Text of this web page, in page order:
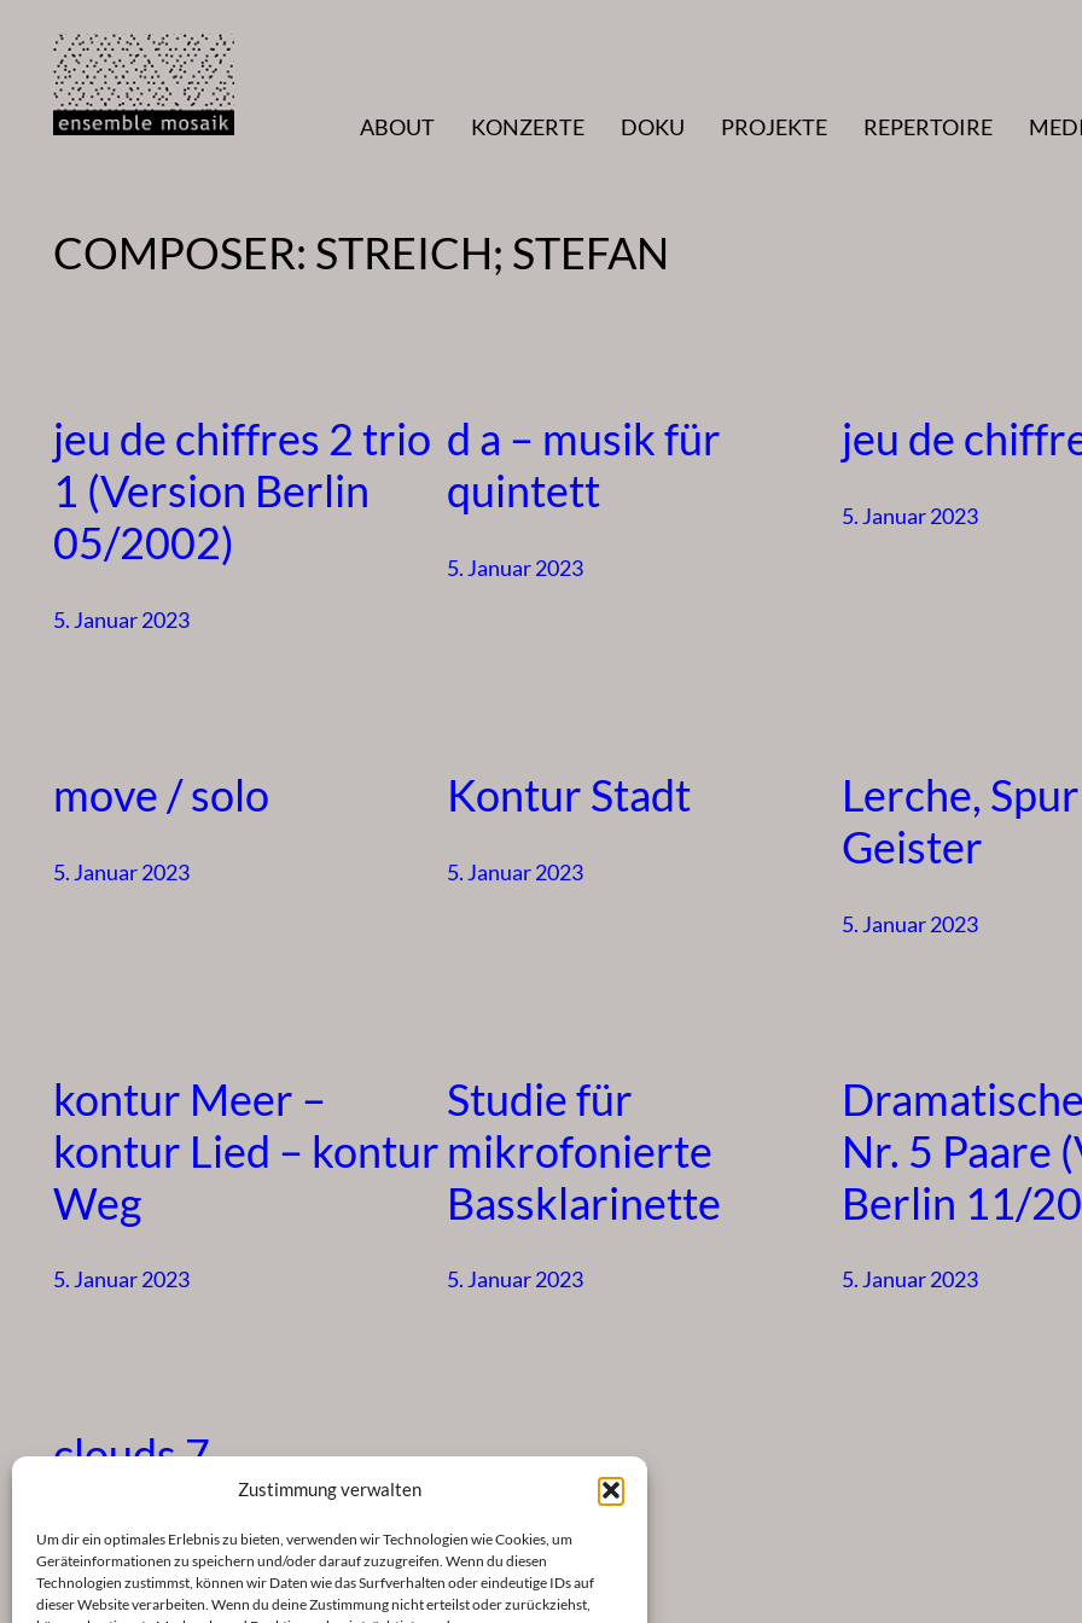
Zustimmung verwalten
Um dir ein optimales Erlebnis zu bieten, verwenden wir Technologien wie Cookies, um
Geräteinformationen zu speichern und/oder darauf zuzugreifen. Wenn du diesen
Technologien zustimmst, können wir Daten wie das Surfverhalten oder eindeutige IDs auf
dieser Website verarbeiten. Wenn du deine Zustimmung nicht erteilst oder zurückziehst,
Inhalt
springen
ABOUT
KONZERTE DOKU PROJEKTE REPERTOIRE
COMPOSER: STREICH; STEFAN
jeu de chiffres 2 trio
1 (Version Berlin
05/2002)
5. Januar 2023
d a – musik für
quintett
5. Januar 2023
jeu de
5. Januar 2023
move / solo
5. Januar 2023
Kontur Stadt
5. Januar 2023
Lerche,
Geister
5. Januar 2023
kontur Meer –
kontur Lied – kontur
Weg
5. Januar 2023
Studie für
mikrofonierte
Bassklarinette
5. Januar 2023
Nr. 5 Paare
Berlin 11/
5. Januar 2023
clouds 7
5. Januar 2023